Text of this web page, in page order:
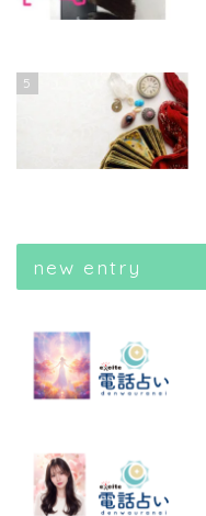
5
new entry